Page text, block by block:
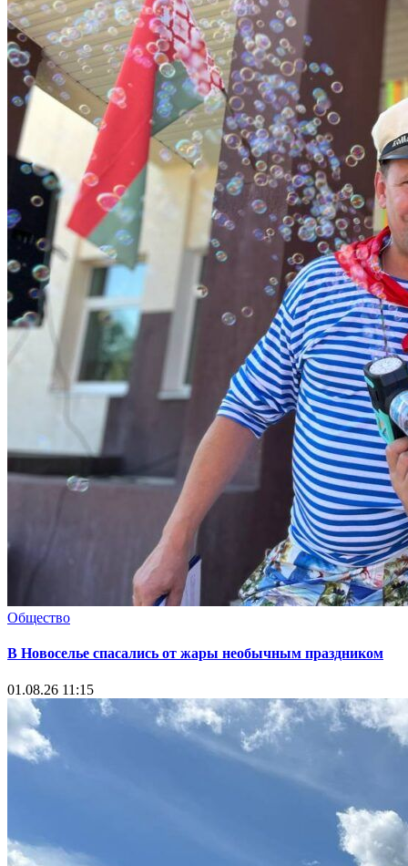
Общество
В Новоселье спасались от жары необычным праздником
01.08.26 11:15